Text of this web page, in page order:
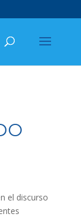
el discurso